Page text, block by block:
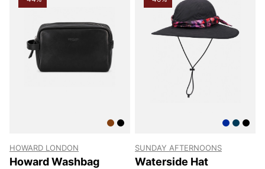
HOWARD LONDON
Howard Washbag
SUNDAY AFTERNOONS
Waterside Hat